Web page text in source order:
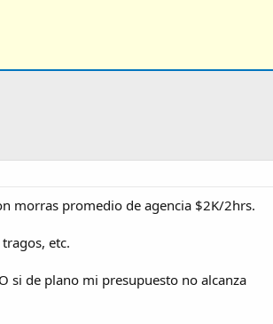
morras promedio de agencia $2K/2hrs.
etc.
si de plano mi presupuesto no alcanza